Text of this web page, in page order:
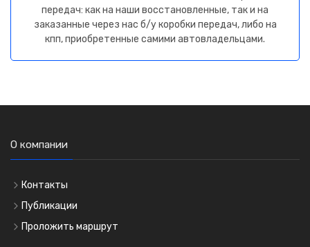
передач: как на наши восстановленные, так и на
заказанные через нас б/у коробки передач, либо на
кпп, приобретенные самими автовладельцами.
О компании
Контакты
Публикации
Проложить маршрут